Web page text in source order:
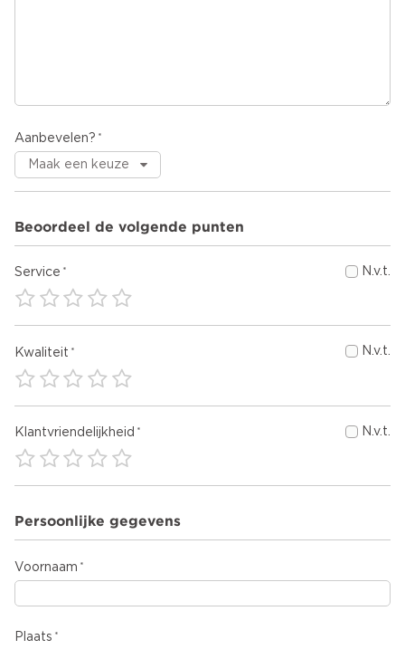
Aanbevelen?
Beoordeel de volgende punten
Service N.v.t.
Kwaliteit N.v.t.
Klantvriendelijkheid N.v.t.
Persoonlijke gegevens
Voornaam
Plaats